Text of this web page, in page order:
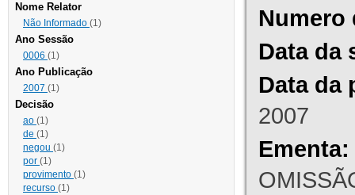
Nome Relator
Não Informado (1)
Ano Sessão
0006 (1)
Ano Publicação
2007 (1)
Decisão
ao (1)
de (1)
negou (1)
por (1)
provimento (1)
recurso (1)
Numero
Data da
Data da
2007
Ementa: